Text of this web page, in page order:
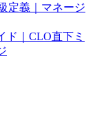
定義｜マネージ
ド｜CLO直下ミ